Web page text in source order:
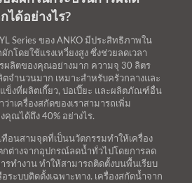
ด้อย่างไร?
Series ของ ANKO มีประสิทธิภาพใน
กโดยใช้แรงเหวี่ยงสูง ซึ่งช่วยลดเวลา
ผลิตของคุณอย่างมาก ความจุ 30 ลิตร
จำนวนมาก เหมาะสำหรับครัวกลางและ
ข็งที่ผลิตเกี๊ยว, ปอเปี๊ยะ และผลิตภัณฑ์อื่น
าเครื่องสกัดของเราสามารถเพิ่ม
ณได้ถึง 40% อย่างไร.
อนสามจุดที่เป็นนวัตกรรมทำให้เครื่อง
กต่างจากอุปกรณ์ลดน้ำทั่วไปโดยการลด
รทำงาน ทำให้สามารถติดตั้งบนพื้นเรียบ
ระบบติดตั้งเฉพาะทาง. เครื่องสกัดน้ำจาก